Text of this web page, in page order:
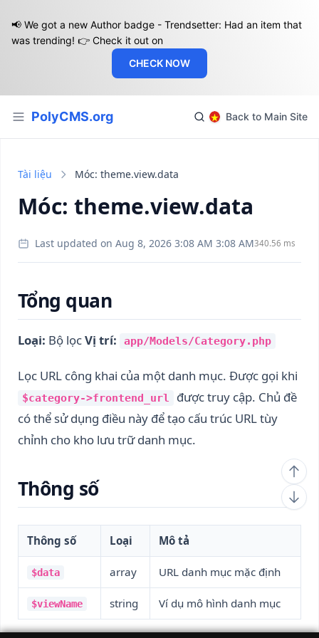
📢 We got a new Author badge - Trendsetter: Had an item that
was trending! 👉 Check it out on
CHECK NOW
PolyCMS.org Back to Main Site
Tài liệu Móc: theme.view.data
Móc: theme.view.data
Last updated on Aug 8, 2026 3:08 AM 3:08 AM340.56 ms
Tổng quan
Loại: Bộ lọcVị trí: app/Models/Category.php
Lọc URL công khai của một danh mục. Được gọi khi
$category->frontend_url
được truy cập. Chủ đề
có thể sử dụng điều này để tạo cấu trúc URL tùy
chỉnh cho kho lưu trữ danh mục.
Thông số
Thông số Loại Mô tả
$data array URL danh mục mặc định
$viewName string Ví dụ mô hình danh mục